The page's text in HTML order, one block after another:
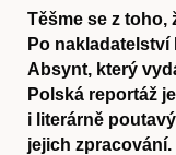
Těšme se z toho,
Po
Absynt, který
Polská reportáž
i literárně
jejich zpracování.